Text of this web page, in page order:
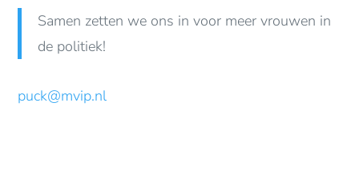
Samen zetten we ons in voor meer vrouwen in
de politiek!
puck@mvip.nl